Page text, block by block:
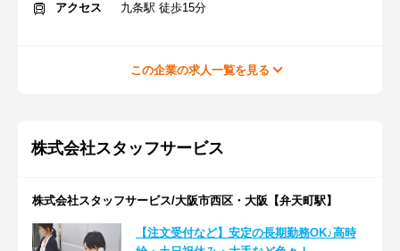
アクセス
九条駅 徒歩15分
この企業の求人一覧を見る
株式会社スタッフサービス
株式会社スタッフサービス/大阪市西区・大阪【弁天町駅】
【注文受付など】安定の長期勤務OK♪高時